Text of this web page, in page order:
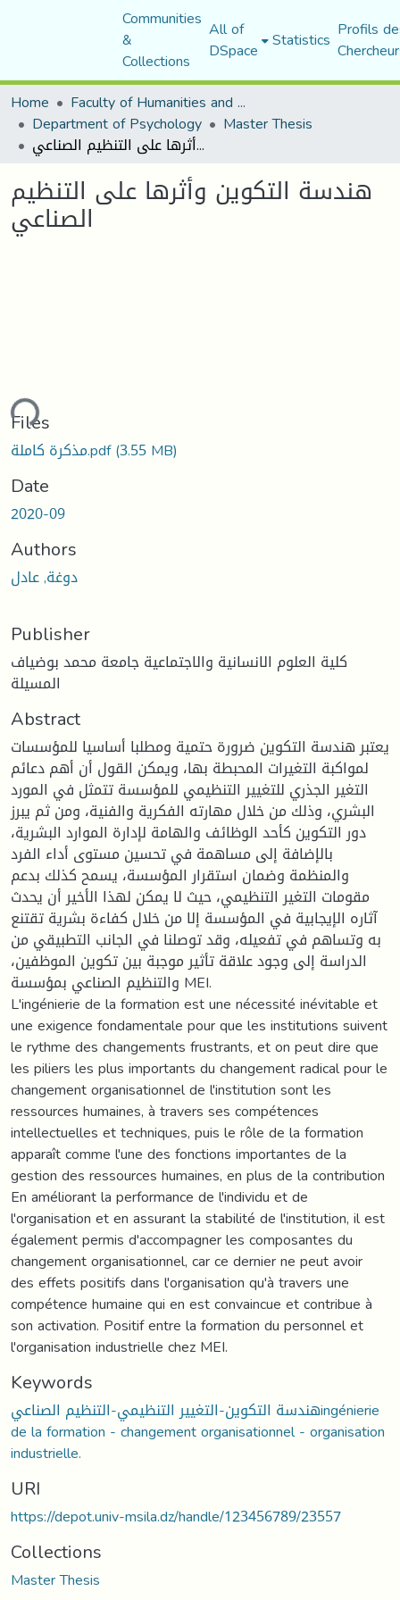
Communities
&
Collections
All of
DSpace Statistics Profils
Home
Faculty of Humanities and Social Sciences
Department of Psychology Master Thesis
هندسة التكوين وأثرها على التنظيم الصناعي
هندسة التكوين وأثرها على التنظيم
الصناعي
Files
مذكرة كاملة.pdf(3.55 MB)
Date
2020-09
Authors
دوغة, عادل
Publisher
كلية العلوم الانسانية والاجتماعية جامعة محمد بوضياف
المسيلة
Abstract
يعتبر هندسة التكوين ضرورة حتمية ومطلبا أساسيا للمؤسسات
لمواكبة التغيرات المحبطة بها، ويمكن القول أن أهم دعائم
التغير الجذري للتغيير التنظيمي للمؤسسة تتمثل في المورد
البشري، وذلك من خلال مهارته الفكرية والفنية، ومن ثم يبرز
دور التكوين كأحد الوظائف والهامة لإدارة الموارد البشرية،
بالإضافة إلى مساهمة في تحسين مستوى أداء الفرد
والمنظمة وضمان استقرار المؤسسة، يسمح كذلك بدعم
مقومات التغير التنظيمي، حيث لا يمكن لهذا الأخير أن يحدث
آثاره الإيجابية في المؤسسة إلا من خلال كفاءة بشرية تقتنع
به وتساهم في تفعيله، وقد توصلنا في الجانب التطبيقي من
الدراسة إلى وجود علاقة تأثير موجبة بين تكوين الموظفين،
والتنظيم الصناعي بمؤسسة MEI.
L'ingénierie de la formation est une nécessité inévitable et
une exigence fondamentale pour que les institutions suivent
le rythme des changements frustrants, et on peut dire que
les piliers les plus importants du changement radical pour le
changement organisationnel de l'institution sont les
ressources humaines, à travers ses compétences
intellectuelles et techniques, puis le rôle de la formation
apparaît comme l'une des fonctions importantes de la
gestion des ressources humaines, en plus de la contribution
En améliorant la performance de l'individu et de
l'organisation et en assurant la stabilité de l'institution, il est
également permis d'accompagner les composantes du
changement organisationnel, car ce dernier ne peut avoir
des effets positifs dans l'organisation qu'à travers une
compétence humaine qui en est convaincue et contribue à
son activation. Positif entre la formation du personnel et
l'organisation industrielle chez MEI.
Keywords
هندسة التكوين-التغيير التنظيمي-التنظيم الصناعيingénierie
de la formation - changement organisationnel - organisation
industrielle.
URI
https://depot.univ-msila.dz/handle/123456789/23557
Collections
Master Thesis